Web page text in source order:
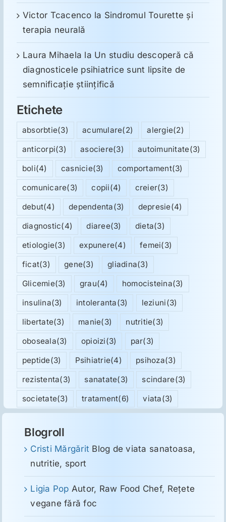
Victor Tcacenco la Sindromul Tourette şi
terapia neurală
Laura Mihaela la Un studiu descoperă că
diagnosticele psihiatrice sunt lipsite de
semnificație științifică
Etichete
absorbtie(3) acumulare(2) alergie(2)
anticorpi(3) asociere(3) autoimunitate(3)
boli(4) casnicie(3) comportament(3)
comunicare(3) copii(4) creier(3)
debut(4) dependenta(3) depresie(4)
diagnostic(4) diaree(3) dieta(3)
etiologie(3) expunere(4) femei(3)
ficat(3) gene(3) gliadina(3)
Glicemie(3) grau(4) homocisteina(3)
insulina(3) intoleranta(3) leziuni(3)
libertate(3) manie(3) nutritie(3)
oboseala(3) opioizi(3) par(3)
peptide(3) Psihiatrie(4) psihoza(3)
rezistenta(3) sanatate(3) scindare(3)
societate(3) tratament(6) viata(3)
Blogroll
Cristi Mărgărit Blog de viata sanatoasa,
nutritie, sport
Ligia Pop Autor, Raw Food Chef, Reţete
vegane fără foc